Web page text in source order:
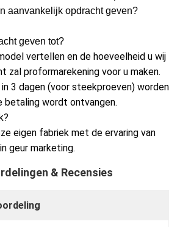
aanvankelijk opdracht geven?
geven tot?
vertellen en de hoeveelheid u wij
zal proformarekening voor u maken.
in 3 dagen (voor steekproeven) worden
betaling wordt ontvangen.
eigen fabriek met de ervaring van
geur marketing.
& Recensies